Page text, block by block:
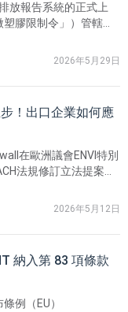
放報告系統的正式上
膠限制令」）管轄的
2026年5月29日
！出口企業如何應
在歐洲議會ENVI特別
法規修訂立法提案。
2026年5月12日
納入第 83 項條款
例（EU）